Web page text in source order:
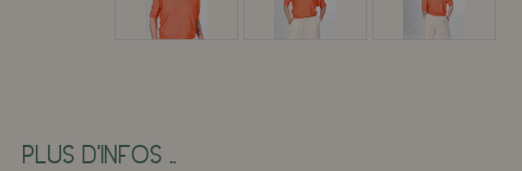
PLUS D'INFOS ..